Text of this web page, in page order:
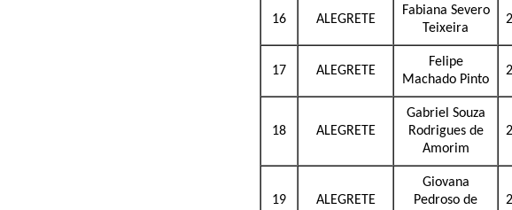
16 ALEGRETE
Fabiana Severo
Teixeira
17 ALEGRETE
Felipe
Machado Pinto
18 ALEGRETE
Gabriel Souza
Rodrigues de
Amorim
19 ALEGRETE
Giovana
Pedroso de